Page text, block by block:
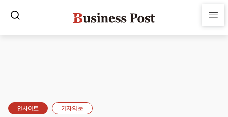
인사이트 기자의 눈